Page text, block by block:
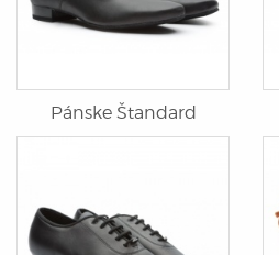
Pánske Štandard